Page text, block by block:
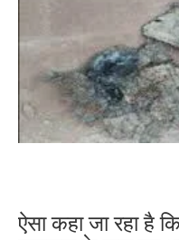
ऐसा कहा जा रहा है